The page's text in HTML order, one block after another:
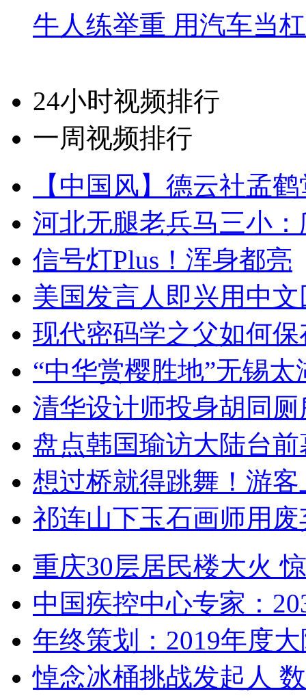
牛人练举重 用汽车当
24小时视频排行
一周视频排行
【中国风】德云社孟
河北无腿老兵马三小
信号灯Plus！浑身都亮
美国发言人即兴用中
现代密码学之父如何
“中华赏樱胜地”无锡
清华设计师投身胡同
盘点韩国瑜访大陆台
想过桥就得跳舞！游客
祁连山下玉石画师用
重庆30层居民楼大火
中国疾控中心专家：
年终策划：2019年度
悼念冰桶挑战发起人